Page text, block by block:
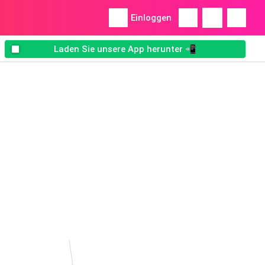
Einloggen
Laden Sie unsere App herunter 📲